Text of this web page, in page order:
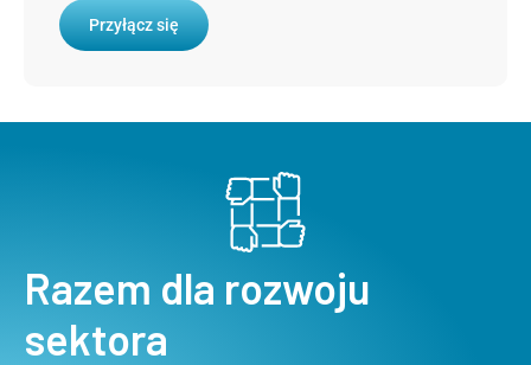
Przyłącz się
Razem dla rozwoju
sektora